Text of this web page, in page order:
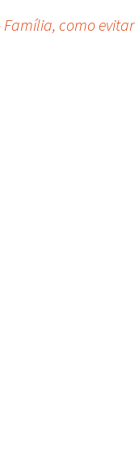
Família, como evitar